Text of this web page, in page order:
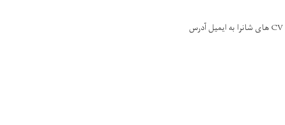
CVهای شانرا به ایمیل آدرس